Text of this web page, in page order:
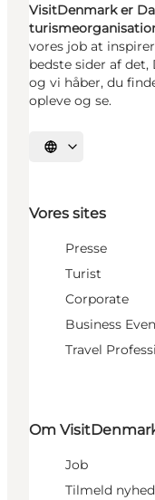
VisitDenmark er
vores job at
bedste sider af
og vi håber, du
opleve og se.
Vælg sprog
Vores sites
Presse
Turist
Corporate
Business
Travel
Om
Job
Tilmeld